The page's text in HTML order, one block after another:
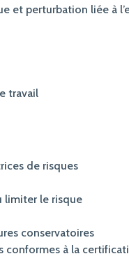
et perturbation liée à
travail
de risques
limiter le risque
conservatoires
à la